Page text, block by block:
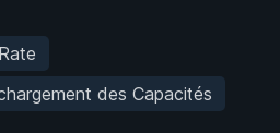
des Capacités